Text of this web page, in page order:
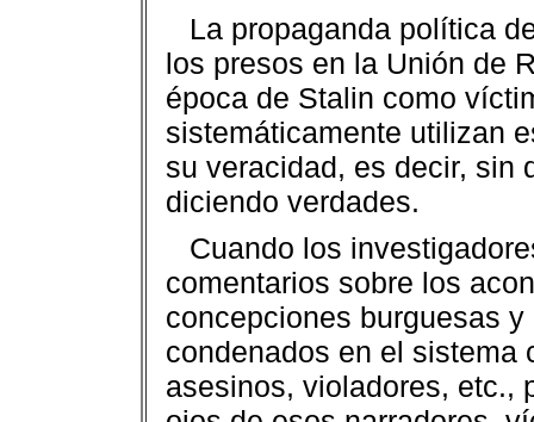
La propaganda política
los presos en la Unión de
época de Stalin como
sistemáticamente utilizan
su veracidad, es decir, sin
diciendo verdades.
Cuando los
comentarios sobre los
concepciones burguesas
condenados en el sistema
asesinos, violadores, etc.,